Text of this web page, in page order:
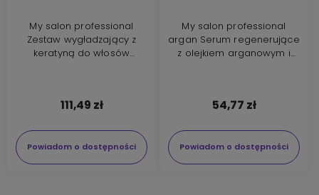
My salon professional
Zestaw wygładzający z
keratyną do włosów
111,49 zł
Powiadom o dostępności
My salon professional
argan Serum regenerujące
z olejkiem arganowym i
54,77 zł
Powiadom o dostępności